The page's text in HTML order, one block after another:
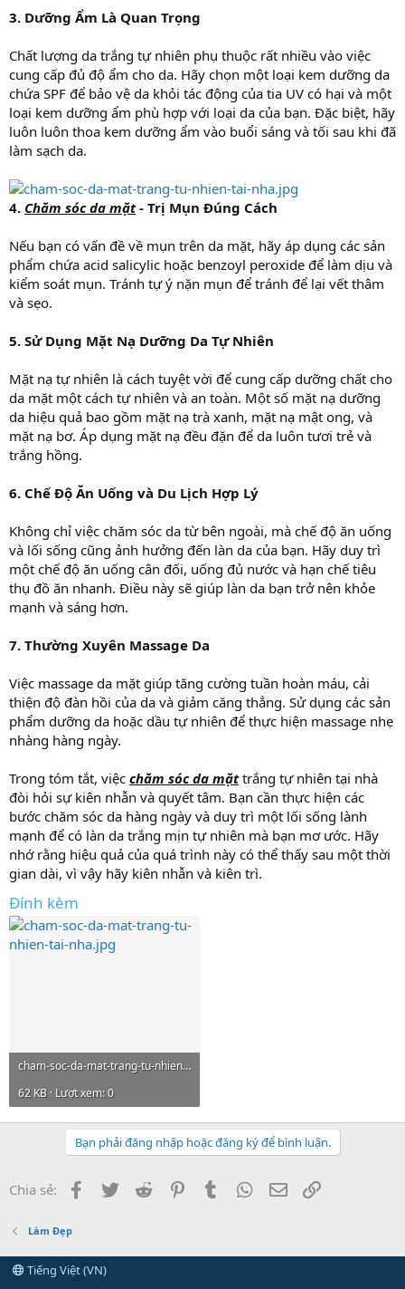
3. Dưỡng Ẩm Là Quan Trọng
Chất lượng da trắng tự nhiên phụ thuộc rất nhiều vào việc
cung cấp đủ độ ẩm cho da. Hãy chọn một loại kem dưỡng da
chứa SPF để bảo vệ da khỏi tác động của tia UV có hại và một
loại kem dưỡng ẩm phù hợp với loại da của bạn. Đặc biệt, hãy
luôn luôn thoa kem dưỡng ẩm vào buổi sáng và tối sau khi đã
làm sạch da.
4. Chăm sóc da mặt- Trị Mụn Đúng Cách
Nếu bạn có vấn đề về mụn trên da mặt, hãy áp dụng các sản
phẩm chứa acid salicylic hoặc benzoyl peroxide để làm dịu và
kiểm soát mụn. Tránh tự ý nặn mụn để tránh để lại vết thâm
và sẹo.
5. Sử Dụng Mặt Nạ Dưỡng Da Tự Nhiên
Mặt nạ tự nhiên là cách tuyệt vời để cung cấp dưỡng chất cho
da mặt một cách tự nhiên và an toàn. Một số mặt nạ dưỡng
da hiệu quả bao gồm mặt nạ trà xanh, mặt nạ mật ong, và
mặt nạ bơ. Áp dụng mặt nạ đều đặn để da luôn tươi trẻ và
trắng hồng.
6. Chế Độ Ăn Uống và Du Lịch Hợp Lý
Không chỉ việc chăm sóc da từ bên ngoài, mà chế độ ăn uống
và lối sống cũng ảnh hưởng đến làn da của bạn. Hãy duy trì
một chế độ ăn uống cân đối, uống đủ nước và hạn chế tiêu
thụ đồ ăn nhanh. Điều này sẽ giúp làn da bạn trở nên khỏe
mạnh và sáng hơn.
7. Thường Xuyên Massage Da
Việc massage da mặt giúp tăng cường tuần hoàn máu, cải
thiện độ đàn hồi của da và giảm căng thẳng. Sử dụng các sản
phẩm dưỡng da hoặc dầu tự nhiên để thực hiện massage nhẹ
nhàng hàng ngày.
Trong tóm tắt, việc chăm sóc da mặttrắng tự nhiên tại nhà
đòi hỏi sự kiên nhẫn và quyết tâm. Bạn cần thực hiện các
bước chăm sóc da hàng ngày và duy trì một lối sống lành
mạnh để có làn da trắng mịn tự nhiên mà bạn mơ ước. Hãy
nhớ rằng hiệu quả của quá trình này có thể thấy sau một thời
gian dài, vì vậy hãy kiên nhẫn và kiên trì.
Đính kèm
cham-soc-da-mat-trang-tu-nhien-tai-nha.jpg
62 KB · Lượt xem: 0
Bạn phải đăng nhập hoặc đăng ký để bình luận.
Chia sẻ: Facebook
Twitter Reddit PinterestTumblr WhatsApp
Email
Làm Đẹp
Tiếng Việt (VN)